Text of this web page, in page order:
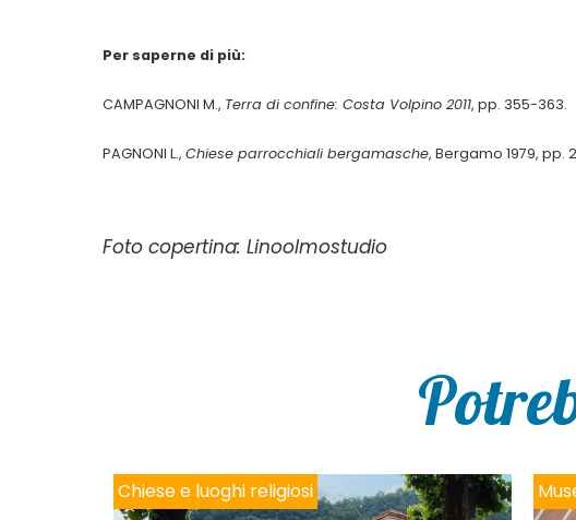
Per saperne di più:
CAMPAGNONI M., Terra di confine: Costa Volpino 2011, pp. 355-363.
PAGNONI L.,Chiese parrocchiali bergamasche, Bergamo 1979, pp.
Foto copertina: Linoolmostudio
Chiese e luoghi religiosi